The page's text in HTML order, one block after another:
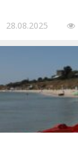
28.08.2025